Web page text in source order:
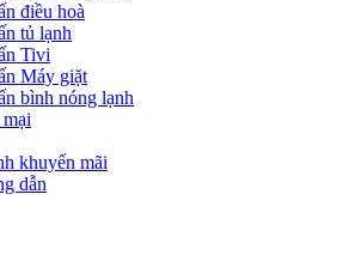
điều hoà
tủ lạnh
Tivi
Máy giặt
bình nóng lạnh
khuyến mãi
dẫn